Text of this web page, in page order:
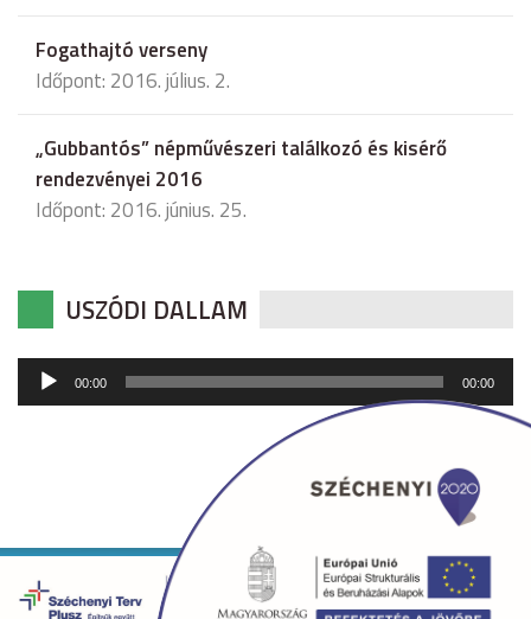
Fogathajtó verseny
Időpont: 2016. július. 2.
„Gubbantós” népművészeri találkozó és kisérő
rendezvényei 2016
Időpont: 2016. június. 25.
USZÓDI DALLAM
Audió
lejátszó
00:00 00:00
Copyright © 2026 uszod.hu Minden jog fenntartva. •